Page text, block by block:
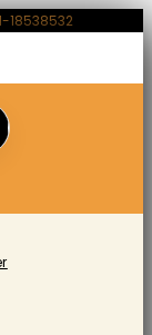
18538532